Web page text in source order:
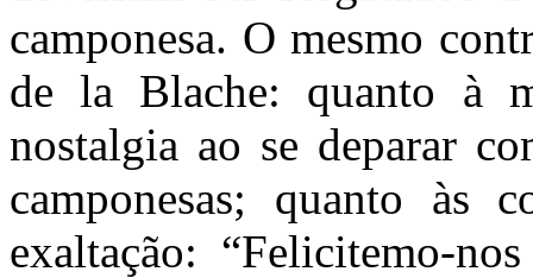
camponesa. O mesmo
de la Blache: quanto à
nostalgia ao se deparar
camponesas; quanto às
exaltação: “Felicitemo-